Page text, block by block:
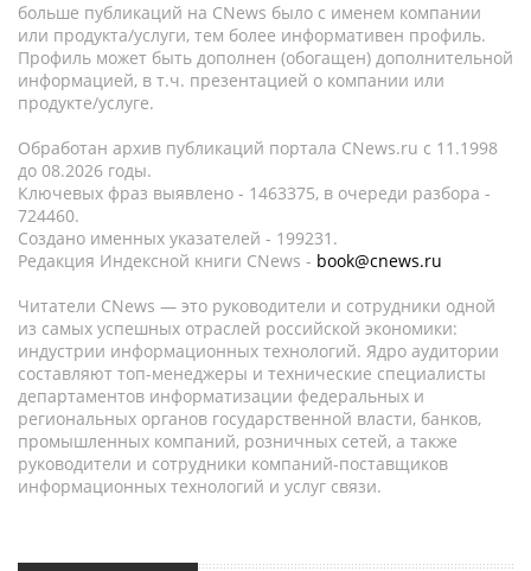
больше публикаций на CNews было с именем компании
или продукта/услуги, тем более информативен профиль.
Профиль может быть дополнен (обогащен) дополнительной
информацией, в т.ч. презентацией о компании или
продукте/услуге.
Обработан архив публикаций портала CNews.ru c 11.1998
до 08.2026 годы.
Ключевых фраз выявлено - 1463375, в очереди разбора -
724460.
Создано именных указателей - 199231.
Редакция Индексной книги CNews - book@cnews.ru
Читатели CNews — это руководители и сотрудники одной
из самых успешных отраслей российской экономики:
индустрии информационных технологий. Ядро аудитории
составляют топ-менеджеры и технические специалисты
департаментов информатизации федеральных и
региональных органов государственной власти, банков,
промышленных компаний, розничных сетей, а также
руководители и сотрудники компаний-поставщиков
информационных технологий и услуг связи.